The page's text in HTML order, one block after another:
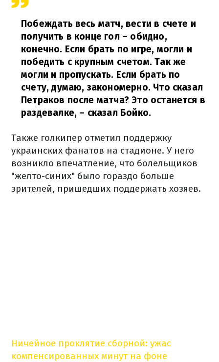
Побеждать весь матч, вести в счете и
получить в конце гол – обидно,
конечно. Если брать по игре, могли и
победить с крупным счетом. Так же
могли и пропускать. Если брать по
счету, думаю, закономерно. Что сказал
Петраков после матча? Это останется в
раздевалке, – сказал Бойко.
Также голкипер отметил поддержку
украинских фанатов на стадионе. У него
возникло впечатление, что болельщиков
"желто-синих" было гораздо больше
зрителей, пришедших поддержать хозяев.
Ничейное проклятие сборной: ужас
компенсированных минут на фоне